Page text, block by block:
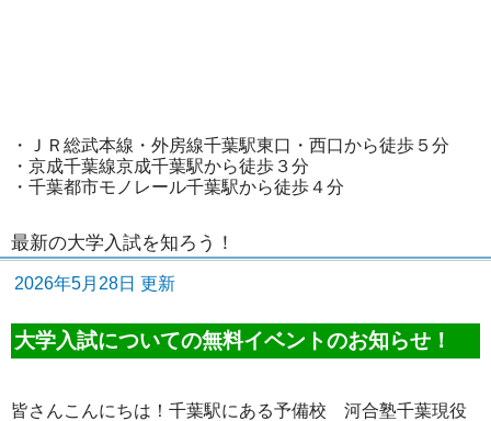
・ＪＲ総武本線・外房線千葉駅東口・西口から徒歩５分
・京成千葉線京成千葉駅から徒歩３分
・千葉都市モノレール千葉駅から徒歩４分
最新の大学入試を知ろう！
2026年5月28日 更新
大学入試についての無料イベントのお知らせ！
皆さんこんにちは！千葉駅にある予備校 河合塾千葉現役